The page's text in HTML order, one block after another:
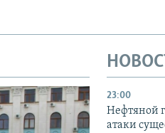
23:00
Нефтяной
атаки